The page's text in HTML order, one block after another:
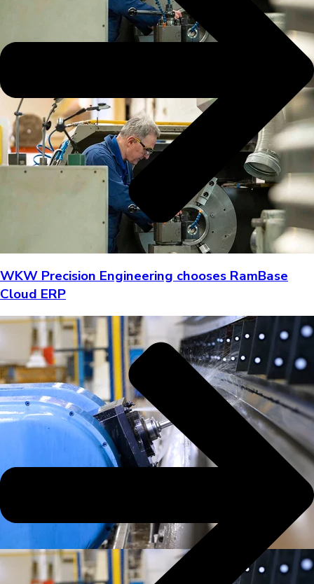
WKW Precision Engineering chooses RamBase
Cloud ERP